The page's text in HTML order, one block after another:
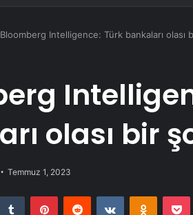
Bloomberg Intelligence: Türk bankaları olası
olası bir
Temmuz 1, 2023
Tumblr PinterestReddit VKontakte